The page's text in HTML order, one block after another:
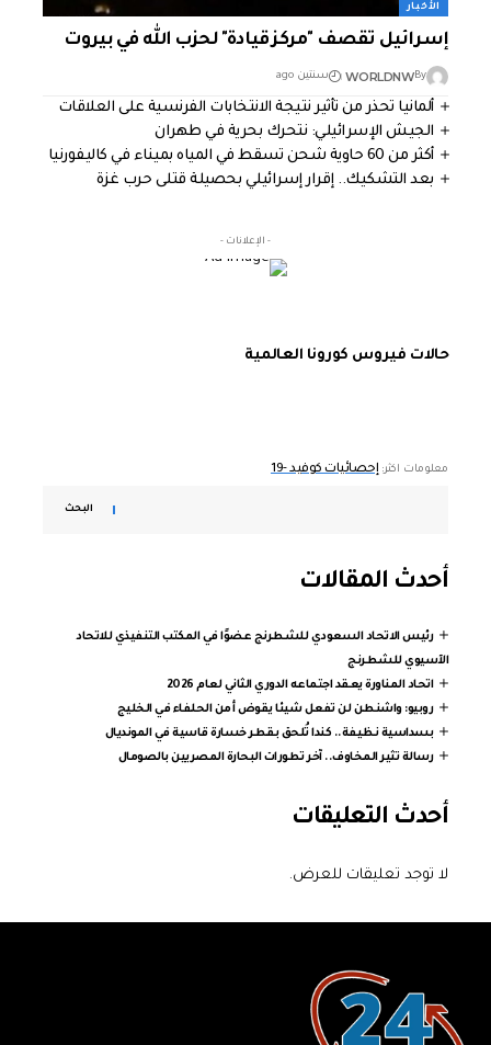
الأخبار
إسرائيل تقصف "مركز قيادة" لحزب الله في بيروت
By
WORLDNW سنتين ago
ألمانيا تحذر من تأثير نتيجة الانتخابات الفرنسية على العلاقات
الجيش الإسرائيلي: نتحرك بحرية في طهران
أكثر من 60 حاوية شحن تسقط في المياه بميناء في كاليفورنيا
بعد التشكيك.. إقرار إسرائيلي بحصيلة قتلى حرب غزة
- الإعلانات -
حالات فيروس كورونا العالمية
معلومات اكثر: إحصائيات كوفيد -19
البحث
أحدث المقالات
رئيس الاتحاد السعودي للشطرنج عضوًا في المكتب التنفيذي للاتحاد
الآسيوي للشطرنج
اتحاد المناورة يعقد اجتماعه الدوري الثاني لعام 2026
روبيو: واشنطن لن تفعل شيئا يقوض أمن الحلفاء في الخليج
بسداسية نظيفة.. كندا تُلحق بقطر خسارة قاسية في المونديال
رسالة تثير المخاوف.. آخر تطورات البحارة المصريين بالصومال
أحدث التعليقات
لا توجد تعليقات للعرض.